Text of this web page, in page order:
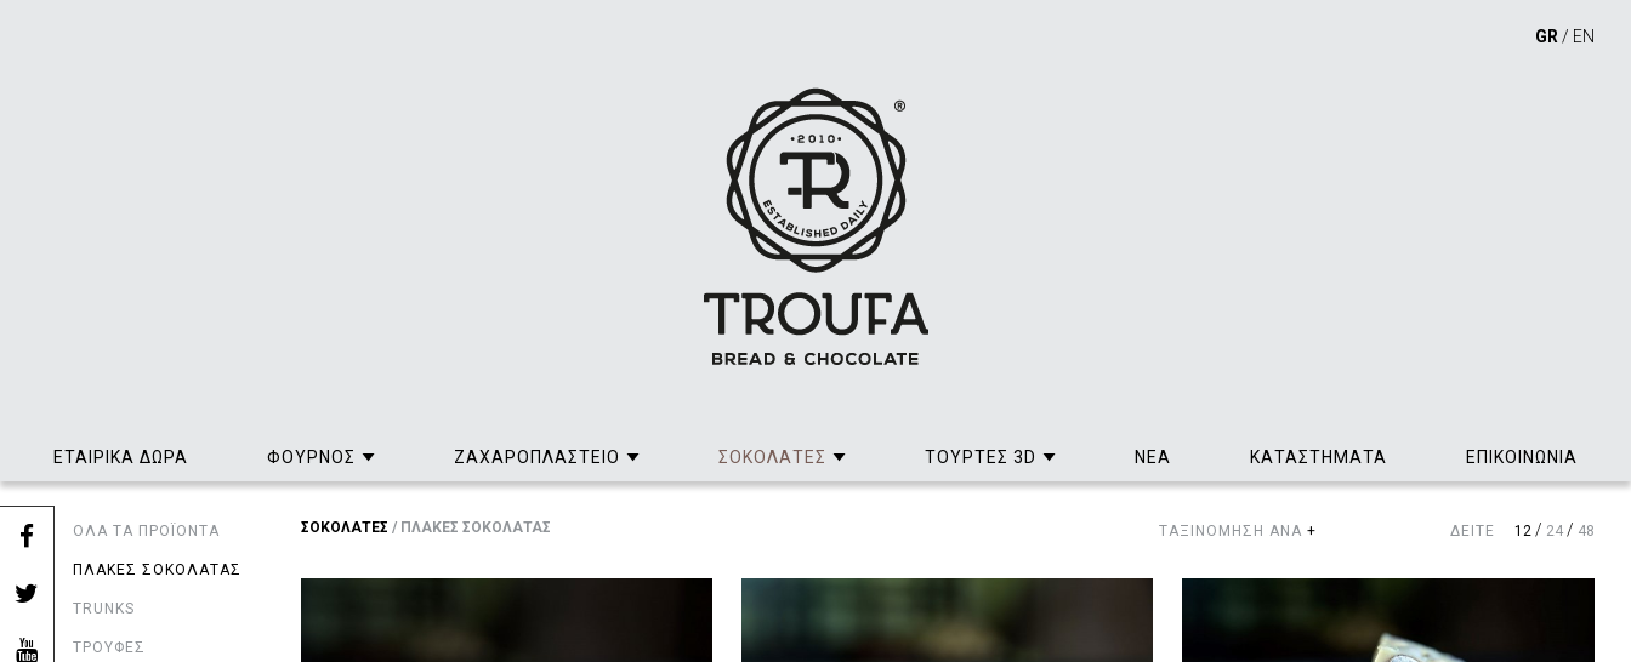
GR / EN
ΕΤΑΙΡΙΚΑ ΔΩΡΑ ΦΟΥΡΝΟΣ ΖΑΧΑΡΟΠΛΑΣΤΕΙΟ ΣΟΚΟΛΑΤΕΣ ΤΟΥΡΤΕΣ 3D ΝΕΑ ΚΑΤΑΣΤΗΜΑΤΑ ΕΠΙΚΟΙΝΩΝΙΑ
ΟΛΑ ΤΑ ΠΡΟΪΟΝΤΑ
ΠΛΑΚΕΣ ΣΟΚΟΛΑΤΑΣ
TRUNKS
ΤΡΟΥΦΕΣ
ΣΟΚΟΛΑΤΕΣ / ΠΛΑΚΕΣ ΣΟΚΟΛΑΤΑΣ ΤΑΞΙΝΟΜΗΣΗ ΑΝΑ + ΔΕΙΤΕ 12 / 24 / 48